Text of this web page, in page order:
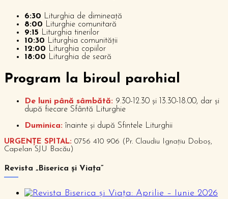
6:30 Liturghia de dimineață
8:00 Liturghie comunitară
9:15 Liturghia tinerilor
10:30 Liturghia comunității
12:00 Liturghia copiilor
18:00 Liturghia de seară
Program la biroul parohial
De luni până sâmbătă: 9.30-12.30 și 13.30-18.00, dar și
după fiecare Sfântă Liturghie
Duminica: înainte și după Sfintele Liturghii
URGENȚE SPITAL: 0756 410 906 (Pr. Claudiu Ignațiu Doboș,
Capelan SJU Bacău)
Revista „Biserica și Viața”